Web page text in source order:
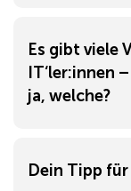
Es gibt viele
IT‘ler:innen
ja, welche?
Dein Tipp